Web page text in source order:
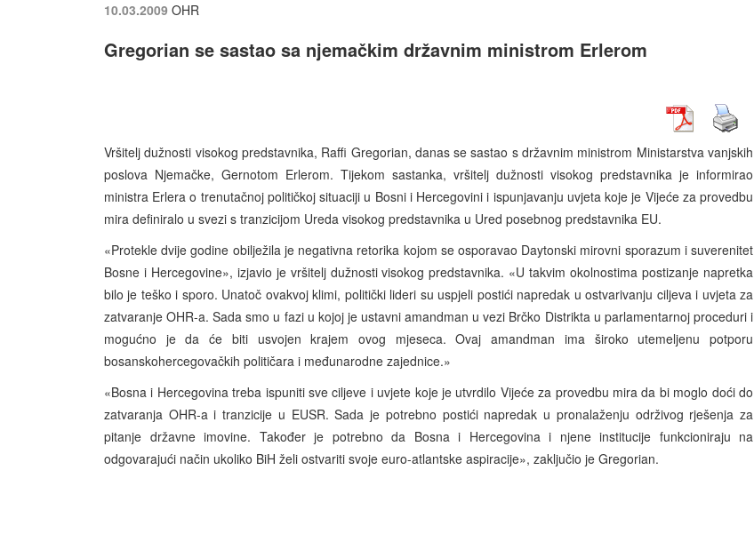
10.03.2009 OHR
Gregorian se sastao sa njemačkim državnim ministrom Erlerom
Vršitelj dužnosti visokog predstavnika, Raffi Gregorian, danas se sastao s državnim ministrom Ministarstva vanjskih
poslova Njemačke, Gernotom Erlerom. Tijekom sastanka, vršitelj dužnosti visokog predstavnika je informirao
ministra Erlera o trenutačnoj političkoj situaciji u Bosni i Hercegovini i ispunjavanju uvjeta koje je Vijeće za provedbu
mira definiralo u svezi s tranzicijom Ureda visokog predstavnika u Ured posebnog predstavnika EU.
«Protekle dvije godine obilježila je negativna retorika kojom se osporavao Daytonski mirovni sporazum i suverenitet
Bosne i Hercegovine», izjavio je vršitelj dužnosti visokog predstavnika. «U takvim okolnostima postizanje napretka
bilo je teško i sporo. Unatoč ovakvoj klimi, politički lideri su uspjeli postići napredak u ostvarivanju ciljeva i uvjeta za
zatvaranje OHR-a. Sada smo u fazi u kojoj je ustavni amandman u vezi Brčko Distrikta u parlamentarnoj proceduri i
mogućno je da će biti usvojen krajem ovog mjeseca. Ovaj amandman ima široko utemeljenu potporu
bosanskohercegovačkih političara i međunarodne zajednice.»
«Bosna i Hercegovina treba ispuniti sve ciljeve i uvjete koje je utvrdilo Vijeće za provedbu mira da bi moglo doći do
zatvaranja OHR-a i tranzicije u EUSR. Sada je potrebno postići napredak u pronalaženju održivog rješenja za
pitanje državne imovine. Također je potrebno da Bosna i Hercegovina i njene institucije funkcioniraju na
odgovarajući način ukoliko BiH želi ostvariti svoje euro-atlantske aspiracije», zaključio je Gregorian.